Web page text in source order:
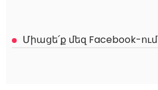
Միացե՛ք մեզ Facebook-ում